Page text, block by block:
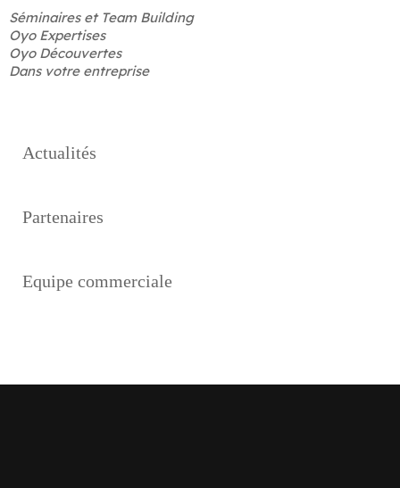
Séminaires et Team Building
Oyo Expertises
Oyo Découvertes
Dans votre entreprise
Actualités
Partenaires
Equipe commerciale